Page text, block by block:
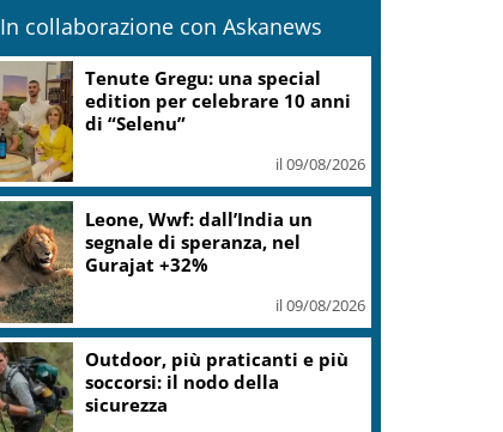
In collaborazione con Askanews
Tenute Gregu: una special
edition per celebrare 10 anni
di “Selenu”
il 09/08/2026
Leone, Wwf: dall’India un
segnale di speranza, nel
Gurajat +32%
il 09/08/2026
Outdoor, più praticanti e più
soccorsi: il nodo della
sicurezza